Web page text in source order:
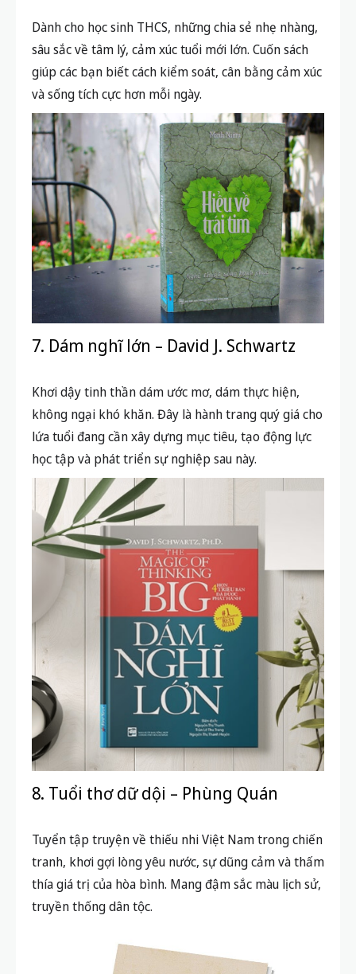
Dành cho học sinh THCS, những chia sẻ nhẹ nhàng,
sâu sắc về tâm lý, cảm xúc tuổi mới lớn. Cuốn sách
giúp các bạn biết cách kiểm soát, cân bằng cảm xúc
và sống tích cực hơn mỗi ngày.
7. Dám nghĩ lớn – David J. Schwartz
Khơi dậy tinh thần dám ước mơ, dám thực hiện,
không ngại khó khăn. Đây là hành trang quý giá cho
lứa tuổi đang cần xây dựng mục tiêu, tạo động lực
học tập và phát triển sự nghiệp sau này.
8. Tuổi thơ dữ dội – Phùng Quán
Tuyển tập truyện về thiếu nhi Việt Nam trong chiến
tranh, khơi gợi lòng yêu nước, sự dũng cảm và thấm
thía giá trị của hòa bình. Mang đậm sắc màu lịch sử,
truyền thống dân tộc.